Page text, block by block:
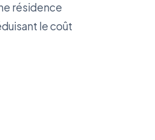
résidence
le coût